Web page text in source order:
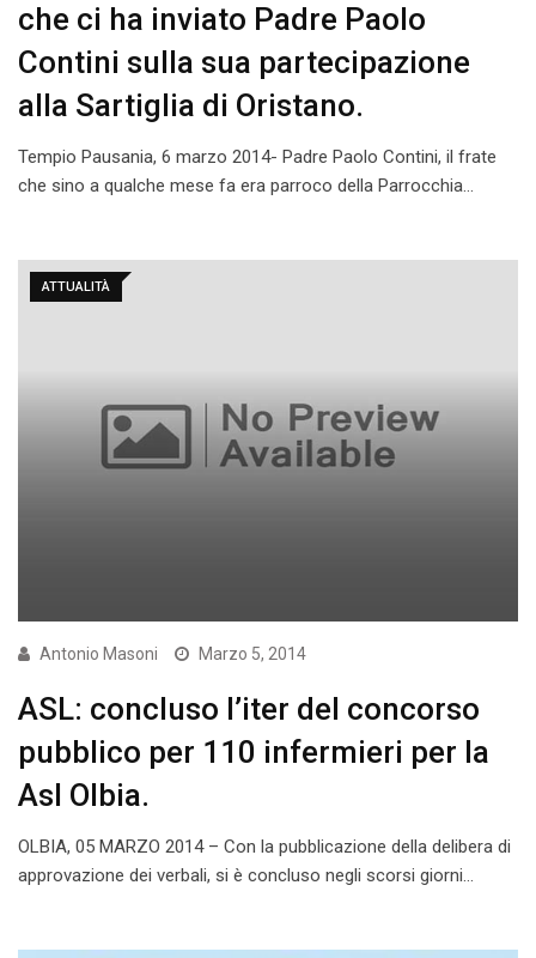
che ci ha inviato Padre Paolo
Contini sulla sua partecipazione
alla Sartiglia di Oristano.
Tempio Pausania, 6 marzo 2014- Padre Paolo Contini, il frate
che sino a qualche mese fa era parroco della Parrocchia…
ATTUALITÀ
Antonio Masoni Marzo 5, 2014
ASL: concluso l’iter del concorso
pubblico per 110 infermieri per la
Asl Olbia.
OLBIA, 05 MARZO 2014 – Con la pubblicazione della delibera di
approvazione dei verbali, si è concluso negli scorsi giorni…